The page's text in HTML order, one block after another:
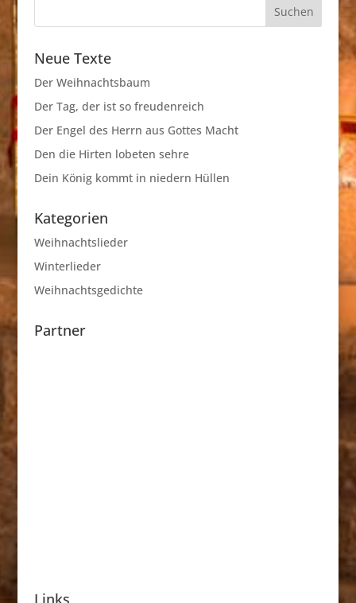
Neue Texte
Der Weihnachtsbaum
Der Tag, der ist so freudenreich
Der Engel des Herrn aus Gottes Macht
Den die Hirten lobeten sehre
Dein König kommt in niedern Hüllen
Kategorien
Weihnachtslieder
Winterlieder
Weihnachtsgedichte
Partner
Links